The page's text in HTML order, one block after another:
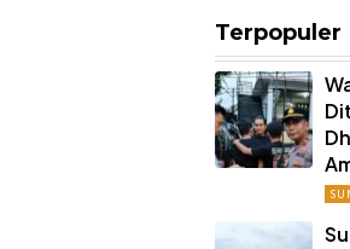
Terpopuler